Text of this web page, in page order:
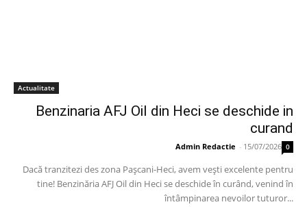
Actualitate
Benzinaria AFJ Oil din Heci se deschide in
curand
Admin Redactie - 15/07/2026 0
Dacă tranzitezi des zona Pașcani-Heci, avem vești excelente pentru
tine! Benzinăria AFJ Oil din Heci se deschide în curând, venind în
întâmpinarea nevoilor tuturor...